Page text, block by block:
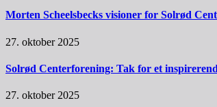
Morten Scheelsbecks visioner for Solrød
27. oktober 2025
Solrød Centerforening: Tak for et
27. oktober 2025